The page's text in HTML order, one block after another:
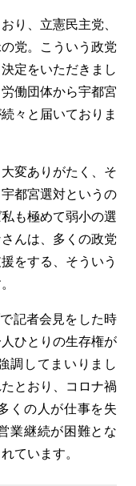
り、立憲民主党、
党。こういう政党
定をいただきまし
働団体から宇都宮
々と届いておりま
変ありがたく、そ
都宮選対というの
も極めて弱小の選
んは、多くの政党
をする、そういう
記者会見をした時
ひとりの生存権が
調してまいりまし
とおり、コロナ禍
くの人が仕事を失
業継続が困難とな
ています。